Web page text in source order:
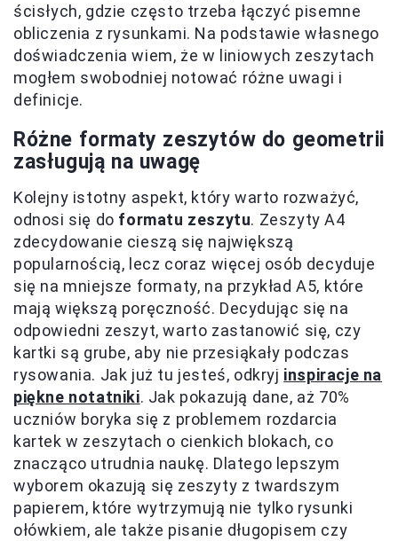
ścisłych, gdzie często trzeba łączyć pisemne
obliczenia z rysunkami. Na podstawie własnego
doświadczenia wiem, że w liniowych zeszytach
mogłem swobodniej notować różne uwagi i
definicje.
Różne formaty zeszytów do geometrii
zasługują na uwagę
Kolejny istotny aspekt, który warto rozważyć,
odnosi się do formatu zeszytu. Zeszyty A4
zdecydowanie cieszą się największą
popularnością, lecz coraz więcej osób decyduje
się na mniejsze formaty, na przykład A5, które
mają większą poręczność. Decydując się na
odpowiedni zeszyt, warto zastanowić się, czy
kartki są grube, aby nie przesiąkały podczas
rysowania. Jak już tu jesteś, odkryj inspiracje na
piękne notatniki. Jak pokazują dane, aż 70%
uczniów boryka się z problemem rozdarcia
kartek w zeszytach o cienkich blokach, co
znacząco utrudnia naukę. Dlatego lepszym
wyborem okazują się zeszyty z twardszym
papierem, które wytrzymują nie tylko rysunki
ołówkiem, ale także pisanie długopisem czy